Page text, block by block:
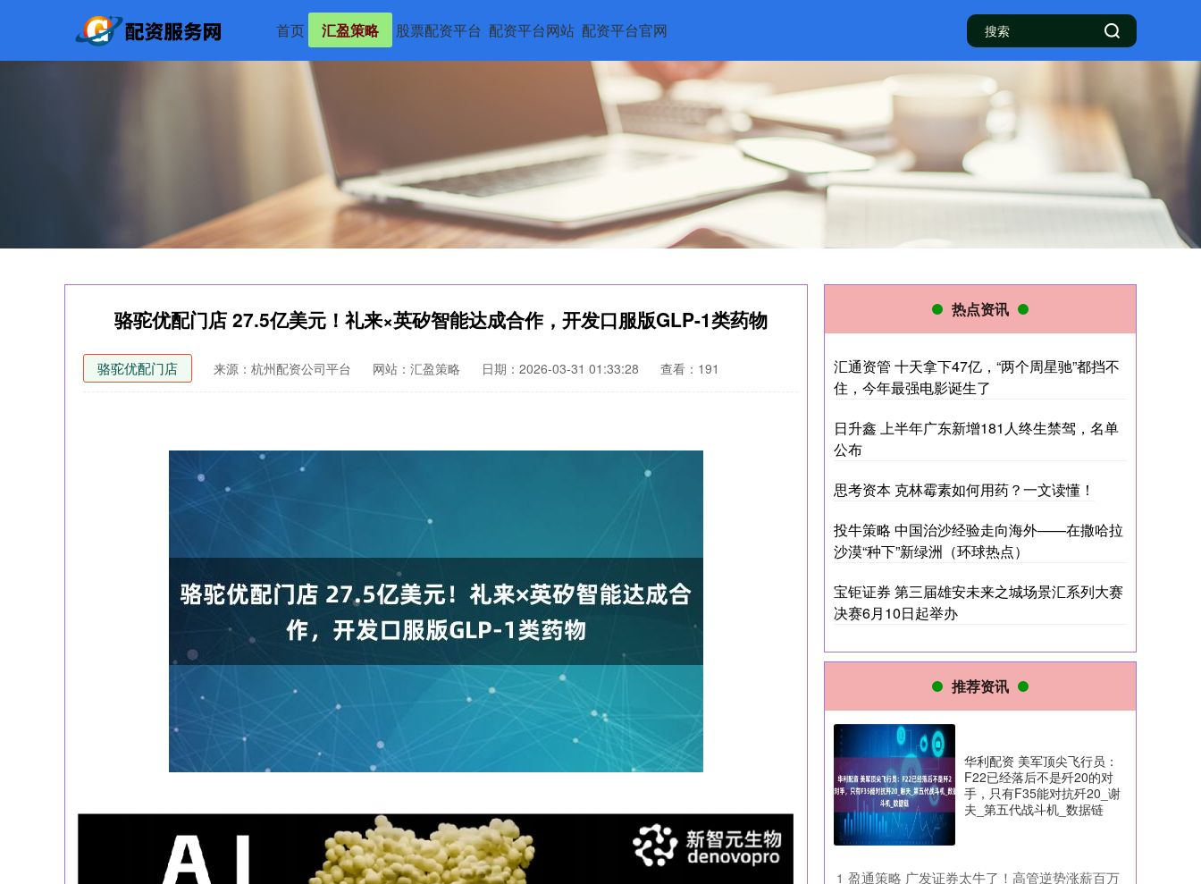
首页 汇盈策略 股票配资平台 配资平台网站 配资平台官网
骆驼优配门店 27.5亿美元！礼来×英矽智能达成合作，开发口服版GLP-1类药物
骆驼优配门店 来源：杭州配资公司平台 网站：汇盈策略 日期：2026-03-31 01:33:28 查看：191
热点资讯
汇通资管 十天拿下47亿，“两个周星驰”都挡不
住，今年最强电影诞生了
日升鑫 上半年广东新增181人终生禁驾，名单
公布
思考资本 克林霉素如何用药？一文读懂！
投牛策略 中国治沙经验走向海外——在撒哈拉
沙漠“种下”新绿洲（环球热点）
宝钜证券 第三届雄安未来之城场景汇系列大赛
决赛6月10日起举办
推荐资讯
华利配资 美军顶尖飞行员：
F22已经落后不是歼20的对
手，只有F35能对抗歼20_谢
夫_第五代战斗机_数据链
1 ​盈通策略 广发证券太牛了！高管逆势涨薪百万